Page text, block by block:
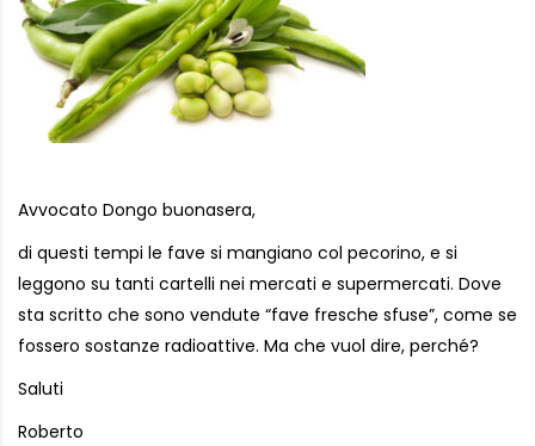
Avvocato Dongo buonasera,
di questi tempi le fave si mangiano col pecorino, e si
leggono su tanti cartelli nei mercati e supermercati. Dove
sta scritto che sono vendute “fave fresche sfuse”, come se
fossero sostanze radioattive. Ma che vuol dire, perché?
Saluti
Roberto